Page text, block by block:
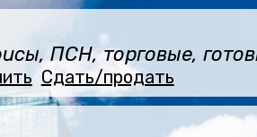
ПСН, торговые,
Сдать/продать